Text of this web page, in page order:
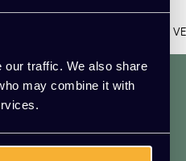
our traffic. We also share
may combine it with
GRATIS
onze klantenservice.